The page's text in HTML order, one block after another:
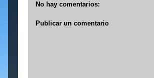
No hay comentarios:
Publicar un comentario